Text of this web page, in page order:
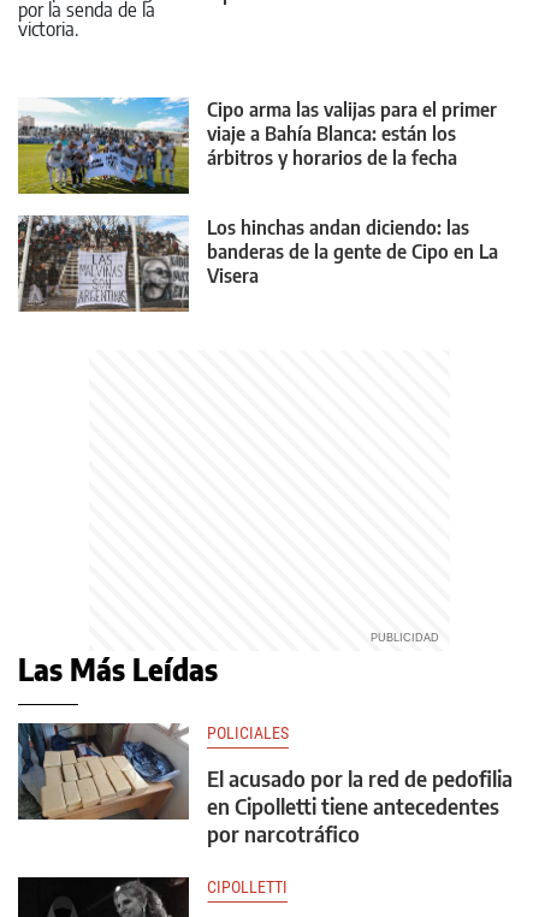
Cipo arma las valijas para el primer
viaje a Bahía Blanca: están los
árbitros y horarios de la fecha
Los hinchas andan diciendo: las
banderas de la gente de Cipo en La
Visera
Las Más Leídas
POLICIALES
El acusado por la red de pedofilia
en Cipolletti tiene antecedentes
por narcotráfico
CIPOLLETTI